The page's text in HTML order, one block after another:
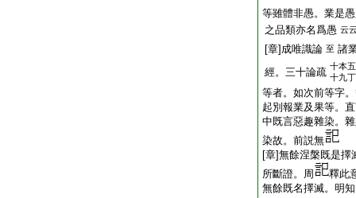
等雖體非愚。業是
之品類亦名爲愚 云
[章]成唯識論 至 諸
經。三十論疏 十本五
十九丁
等者。如次前等字
起別報業及果等。
中既言惡趣雜染。
染故。前説無
[章]無餘涅槃既是
所斷證。周
釋此
無餘既名擇滅。明